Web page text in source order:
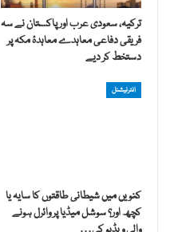
ترکیہ، سعودی عرب اور پاکستان نے سہ
فریقی دفاعی معاہدے معاہدۂ مکہ پر
دستخط کر دیے
انٹرنیشنل
کنویں میں شیطانی طاقتوں کا سایہ یا
کچھ اور؟ سوشل میڈیا پر وائرل ہونے